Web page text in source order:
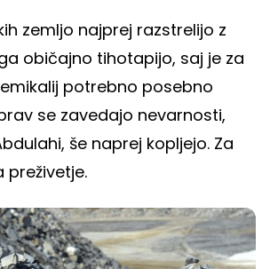
zemljo najprej razstrelijo z
običajno tihotapijo, saj je za
potrebno posebno
se zavedajo nevarnosti,
še naprej kopljejo. Za
preživetje.